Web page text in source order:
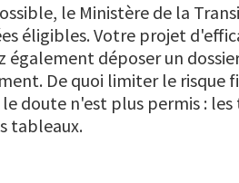
le Ministère de la
éligibles. Votre projet
également déposer un
De quoi limiter le risque
doute n'est plus permis :
tableaux.